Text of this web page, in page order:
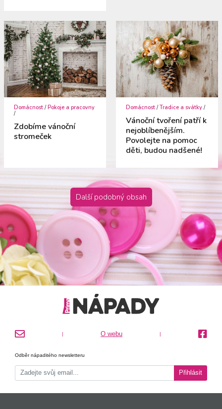
Domácnost /Pokoje a pracovny
/
Zdobíme vánoční
stromeček
Domácnost /Tradice a svátky /
Vánoční tvoření patří k
nejoblíbenějším.
Povolejte na pomoc
děti, budou nadšené!
Další podobný obsah
| O webu |
Odběr nápaditého newsletteru
Přihlásit